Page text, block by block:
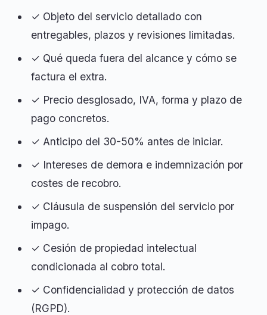
✓ Objeto del servicio detallado con
entregables, plazos y revisiones limitadas.
✓ Qué queda fuera del alcance y cómo se
factura el extra.
✓ Precio desglosado, IVA, forma y plazo de
pago concretos.
✓ Anticipo del 30-50% antes de iniciar.
✓ Intereses de demora e indemnización por
costes de recobro.
✓ Cláusula de suspensión del servicio por
impago.
✓ Cesión de propiedad intelectual
condicionada al cobro total.
✓ Confidencialidad y protección de datos
(RGPD).